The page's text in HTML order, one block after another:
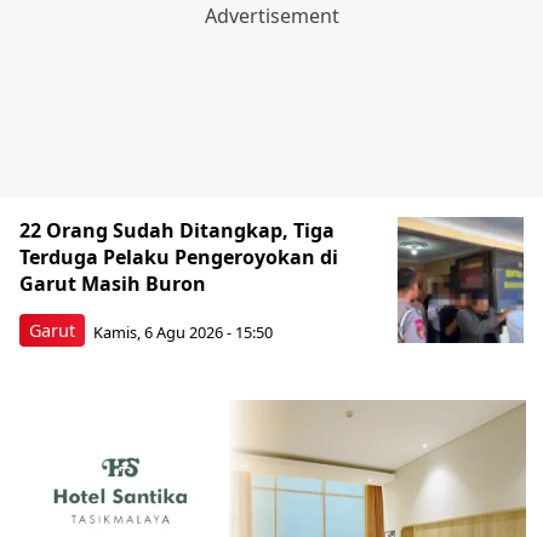
Garut
22 Orang Sudah Ditangkap, Tiga
Terduga Pelaku Pengeroyokan di
Garut Masih Buron
Kamis, 6 Agu 2026 - 15:50